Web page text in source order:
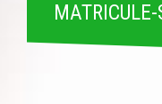
MATRICULE-